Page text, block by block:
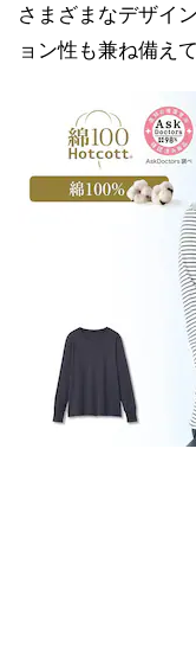
さまざまなデザイ
ョン性も兼ね備え